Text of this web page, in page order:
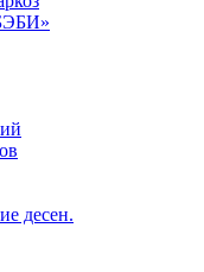
десен.